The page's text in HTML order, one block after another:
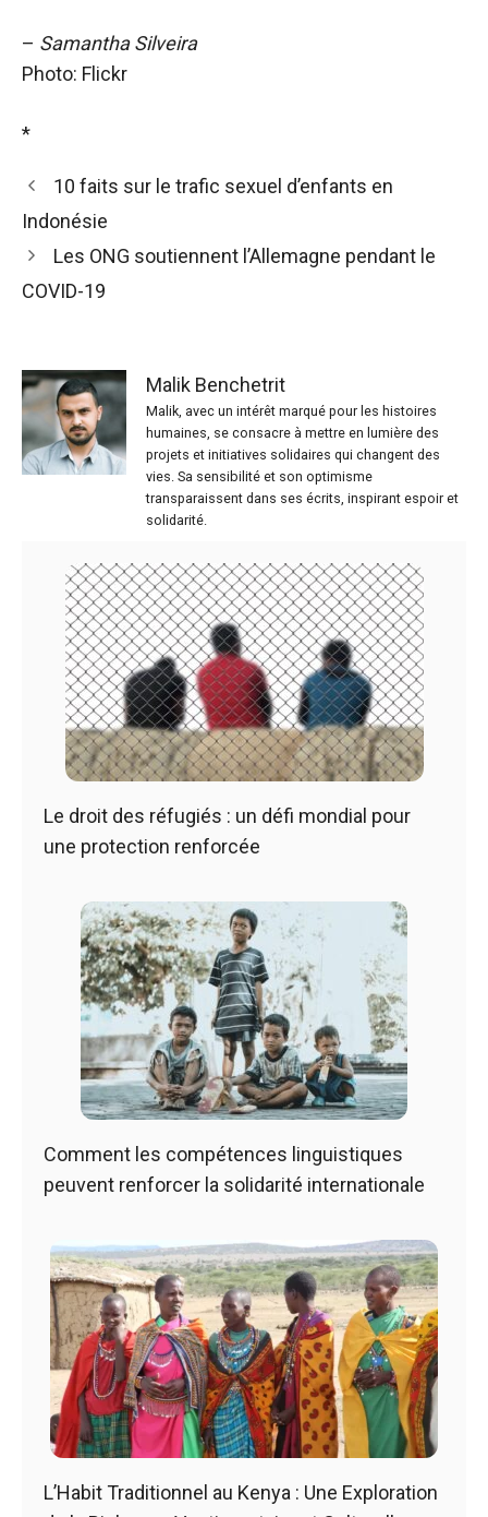
– Samantha Silveira
Photo: Flickr
*
10 faits sur le trafic sexuel d’enfants en
Indonésie
Les ONG soutiennent l’Allemagne pendant le
COVID-19
Malik Benchetrit
Malik, avec un intérêt marqué pour les histoires
humaines, se consacre à mettre en lumière des
projets et initiatives solidaires qui changent des
vies. Sa sensibilité et son optimisme
transparaissent dans ses écrits, inspirant espoir et
solidarité.
Le droit des réfugiés : un défi mondial pour
une protection renforcée
Comment les compétences linguistiques
peuvent renforcer la solidarité internationale
L’Habit Traditionnel au Kenya : Une Exploration